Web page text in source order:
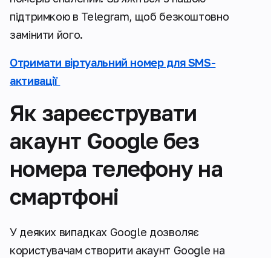
підтримкою в Telegram, щоб безкоштовно
замінити його.
Отримати віртуальний номер для SMS-
активації
Як зареєструвати
акаунт Google без
номера телефону на
смартфоні
У деяких випадках Google дозволяє
користувачам створити акаунт Google на